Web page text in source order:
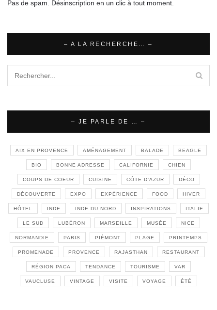
Pas de spam. Désinscription en un clic à tout moment.
– A LA RECHERCHE… –
– JE PARLE DE … –
AIX EN PROVENCE AMÉNAGEMENT BALADE BEAGLE
BIO BONNE ADRESSE CALIFORNIE CHIEN
COUPS DE COEUR CUISINE CÔTE D'AZUR DÉCO
DÉCOUVERTE EXPO EXPÉRIENCE FOOD HIVER
HÔTEL INDE INDE DU NORD INSPIRATIONS ITALIE
LE SUD LUBÉRON MARSEILLE MUSÉE NICE
NORMANDIE PARIS PIÉMONT PLAGE PRINTEMPS
PROMENADE PROVENCE RAJASTHAN RESTAURANT
RÉGION PACA TENDANCE TOURISME VAR
VAUCLUSE VINTAGE VISITE VOYAGE ÉTÉ